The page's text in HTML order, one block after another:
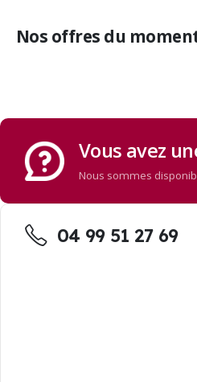
Nos offres du
Vous avez
Nous sommes
04 99 51 27 69